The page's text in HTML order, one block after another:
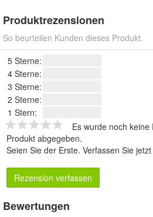
Produktrezensionen
So beurteilen Kunden dieses Produkt.
5 Sterne:
4 Sterne:
3 Sterne:
2 Sterne:
1 Stern:
Es wurde noch
Produkt abgegeben.
Seien Sie der Erste. Verfassen Sie
Rezension verfassen
Bewertungen